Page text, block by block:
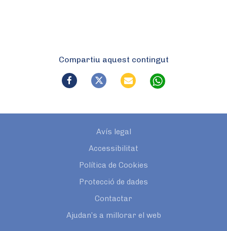
Compartiu aquest contingut
Avís legal
Accessibilitat
Política de Cookies
Protecció de dades
Contactar
Ajudan’s a millorar el web